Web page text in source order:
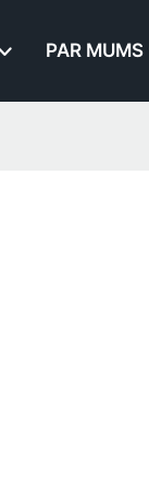
PAR MUMS